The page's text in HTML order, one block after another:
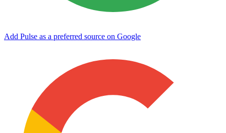
Add Pulse as a preferred source on Google